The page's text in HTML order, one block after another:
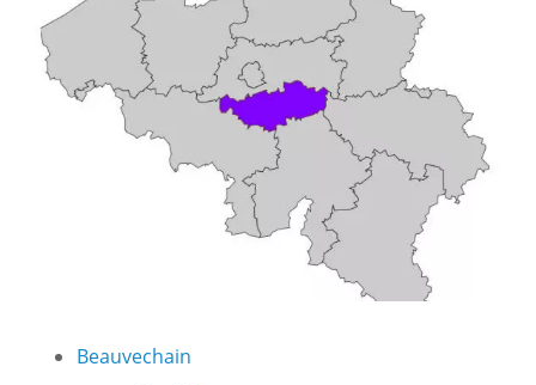
Beauvechain